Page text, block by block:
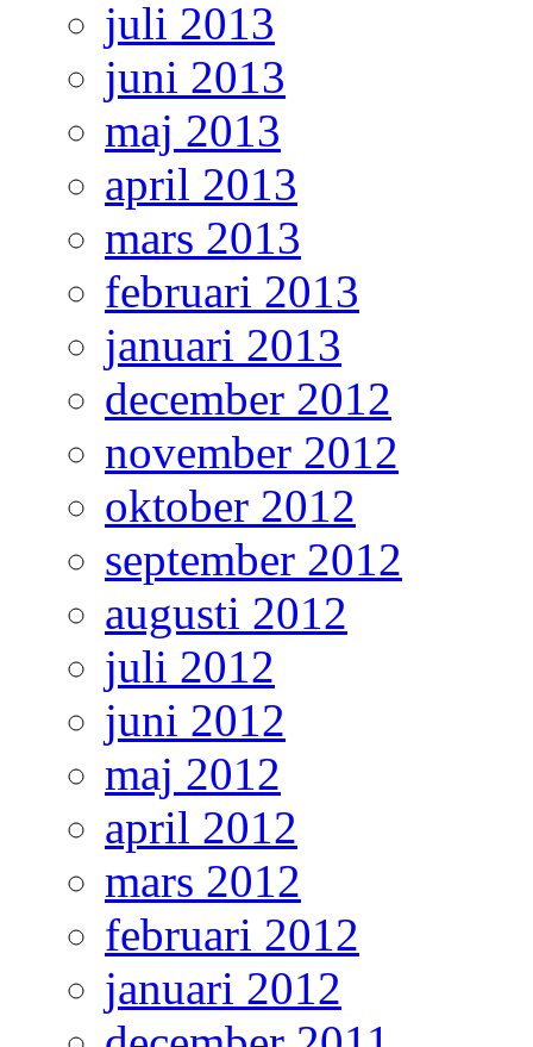
juli 2013
juni 2013
maj 2013
april 2013
mars 2013
februari 2013
januari 2013
december 2012
november 2012
oktober 2012
september 2012
augusti 2012
juli 2012
juni 2012
maj 2012
april 2012
mars 2012
februari 2012
januari 2012